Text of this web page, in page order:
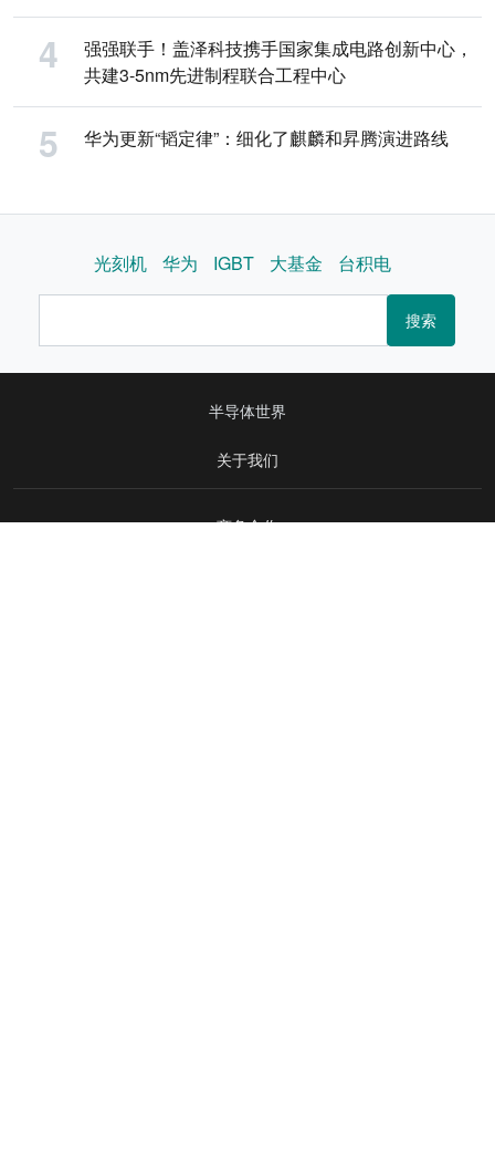
强强联手！盖泽科技携手国家集成电路创新中心，
共建3-5nm先进制程联合工程中心
华为更新“韬定律”：细化了麒麟和昇腾演进路线
光刻机 华为 IGBT 大基金 台积电
搜索
半导体世界
关于我们
商务合作